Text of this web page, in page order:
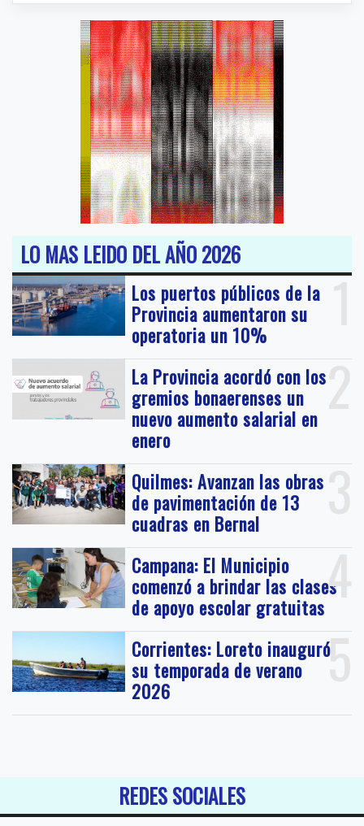
LO MAS LEIDO DEL AÑO 2026
1
Los puertos públicos de la
Provincia aumentaron su
operatoria un 10%
2
La Provincia acordó con los
gremios bonaerenses un
nuevo aumento salarial en
enero
3
Quilmes: Avanzan las obras
de pavimentación de 13
cuadras en Bernal
4
Campana: El Municipio
comenzó a brindar las clases
de apoyo escolar gratuitas
5
Corrientes: Loreto inauguró
su temporada de verano
2026
REDES SOCIALES